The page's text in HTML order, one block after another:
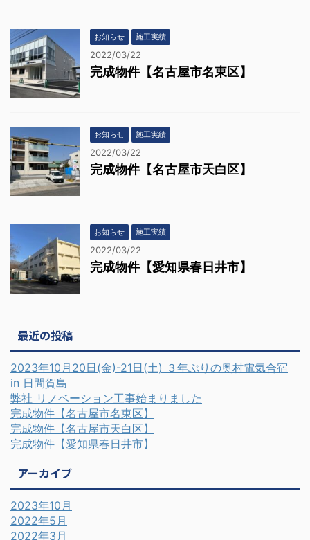
お知らせ 施工実績
2022/03/22
完成物件【名古屋市名東区】
お知らせ 施工実績
2022/03/22
完成物件【名古屋市天白区】
お知らせ 施工実績
2022/03/22
完成物件【愛知県春日井市】
最近の投稿
2023年10月20日(金)-21日(土) ３年ぶりの奥村電気合宿
in 日間賀島
弊社 リノベーション工事始まりました
完成物件【名古屋市名東区】
完成物件【名古屋市天白区】
完成物件【愛知県春日井市】
アーカイブ
2023年10月
2022年5月
2022年3月